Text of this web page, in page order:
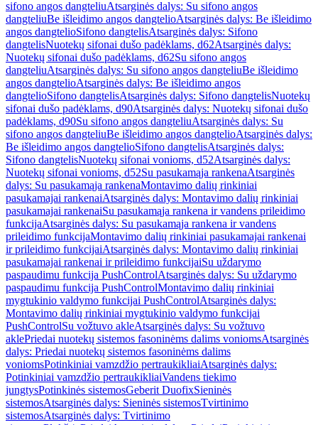
sifono angos dangteliuAtsarginės dalys: Su sifono angos
dangteliuBe išleidimo angos dangtelioAtsarginės dalys: Be išleidimo
angos dangtelioSifono dangtelisAtsarginės dalys: Sifono
dangtelisNuotekų sifonai dušo padėklams, d62Atsarginės dalys:
Nuotekų sifonai dušo padėklams, d62Su sifono angos
dangteliuAtsarginės dalys: Su sifono angos dangteliuBe išleidimo
angos dangtelioAtsarginės dalys: Be išleidimo angos
dangtelioSifono dangtelisAtsarginės dalys: Sifono dangtelisNuotekų
sifonai dušo padėklams, d90Atsarginės dalys: Nuotekų sifonai dušo
padėklams, d90Su sifono angos dangteliuAtsarginės dalys: Su
sifono angos dangteliuBe išleidimo angos dangtelioAtsarginės dalys:
Be išleidimo angos dangtelioSifono dangtelisAtsarginės dalys:
Sifono dangtelisNuotekų sifonai vonioms, d52Atsarginės dalys:
Nuotekų sifonai vonioms, d52Su pasukamąja rankenaAtsarginės
dalys: Su pasukamąja rankenaMontavimo dalių rinkiniai
pasukamajai rankenaiAtsarginės dalys: Montavimo dalių rinkiniai
pasukamajai rankenaiSu pasukamąja rankena ir vandens prileidimo
funkcijaAtsarginės dalys: Su pasukamąja rankena ir vandens
prileidimo funkcijaMontavimo dalių rinkiniai pasukamajai rankenai
ir prileidimo funkcijaiAtsarginės dalys: Montavimo dalių rinkiniai
pasukamajai rankenai ir prileidimo funkcijaiSu uždarymo
paspaudimu funkcija PushControlAtsarginės dalys: Su uždarymo
paspaudimu funkcija PushControlMontavimo dalių rinkiniai
mygtukinio valdymo funkcijai PushControlAtsarginės dalys:
Montavimo dalių rinkiniai mygtukinio valdymo funkcijai
PushControlSu vožtuvo akleAtsarginės dalys: Su vožtuvo
aklePriedai nuotekų sistemos fasoninėms dalims voniomsAtsarginės
dalys: Priedai nuotekų sistemos fasoninėms dalims
voniomsPotinkiniai vamzdžio pertraukikliaiAtsarginės dalys:
Potinkiniai vamzdžio pertraukikliaiVandens tiekimo
jungtysPotinkinės sistemosGeberit DuofixSieninės
sistemosAtsarginės dalys: Sieninės sistemosTvirtinimo
sistemosAtsarginės dalys: Tvirtinimo